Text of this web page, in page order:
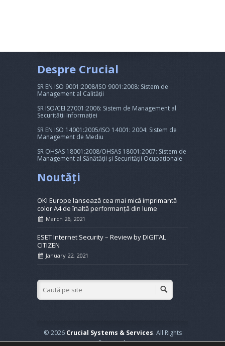
Despre Crucial
SR EN ISO 9001:2008/ISO 9001:2008: Sistem de
Management al Calității
SR ISO/CEI 27001:2006: Sistem de Management al
Securității Informației
SR EN ISO 14001:2005/ISO 14001: 2004: Sistem de
Management de Mediu
SR OHSAS 18001:2008/OHSAS 18001:2007: Sistem de
Management al Sănătății și Securității Ocupaționale
Noutăți
OKI Europe lansează cea mai mică imprimantă
color A4 de înaltă performanță din lume
March 26, 2021
ESET Internet Security – Review by DIGITAL
CITIZEN
January 22, 2021
© 2026 Crucial Systems & Services. All Rights
Reserved.